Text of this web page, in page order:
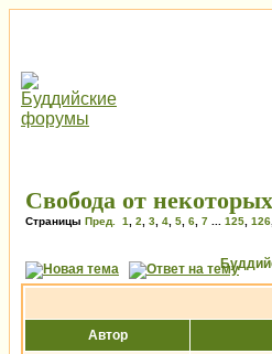
Свобода от
Страницы Пред. 1 2 3 4 5 6 7 125 126
Автор